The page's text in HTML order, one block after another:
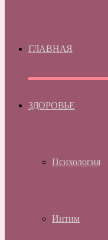
ГЛАВНАЯ
ЗДОРОВЬЕ
Психология
Интим